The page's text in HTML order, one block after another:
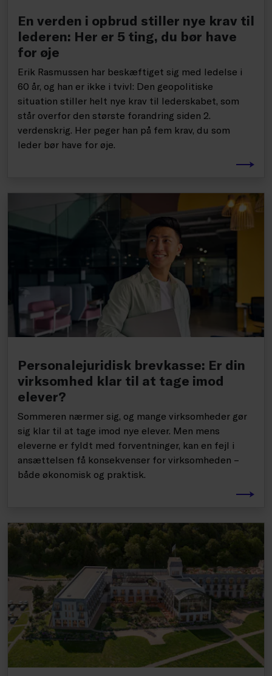
En verden i opbrud stiller nye krav til
lederen: Her er 5 ting, du bør have
for øje
Erik Rasmussen har beskæftiget sig med ledelse i
60 år, og han er ikke i tvivl: Den geopolitiske
situation stiller helt nye krav til lederskabet, som
står overfor den største forandring siden 2.
verdenskrig. Her peger han på fem krav, du som
leder bør have for øje.
Personalejuridisk brevkasse: Er din
virksomhed klar til at tage imod
elever?
Sommeren nærmer sig, og mange virksomheder gør
sig klar til at tage imod nye elever. Men mens
eleverne er fyldt med forventninger, kan en fejl i
ansættelsen få konsekvenser for virksomheden –
både økonomisk og praktisk.